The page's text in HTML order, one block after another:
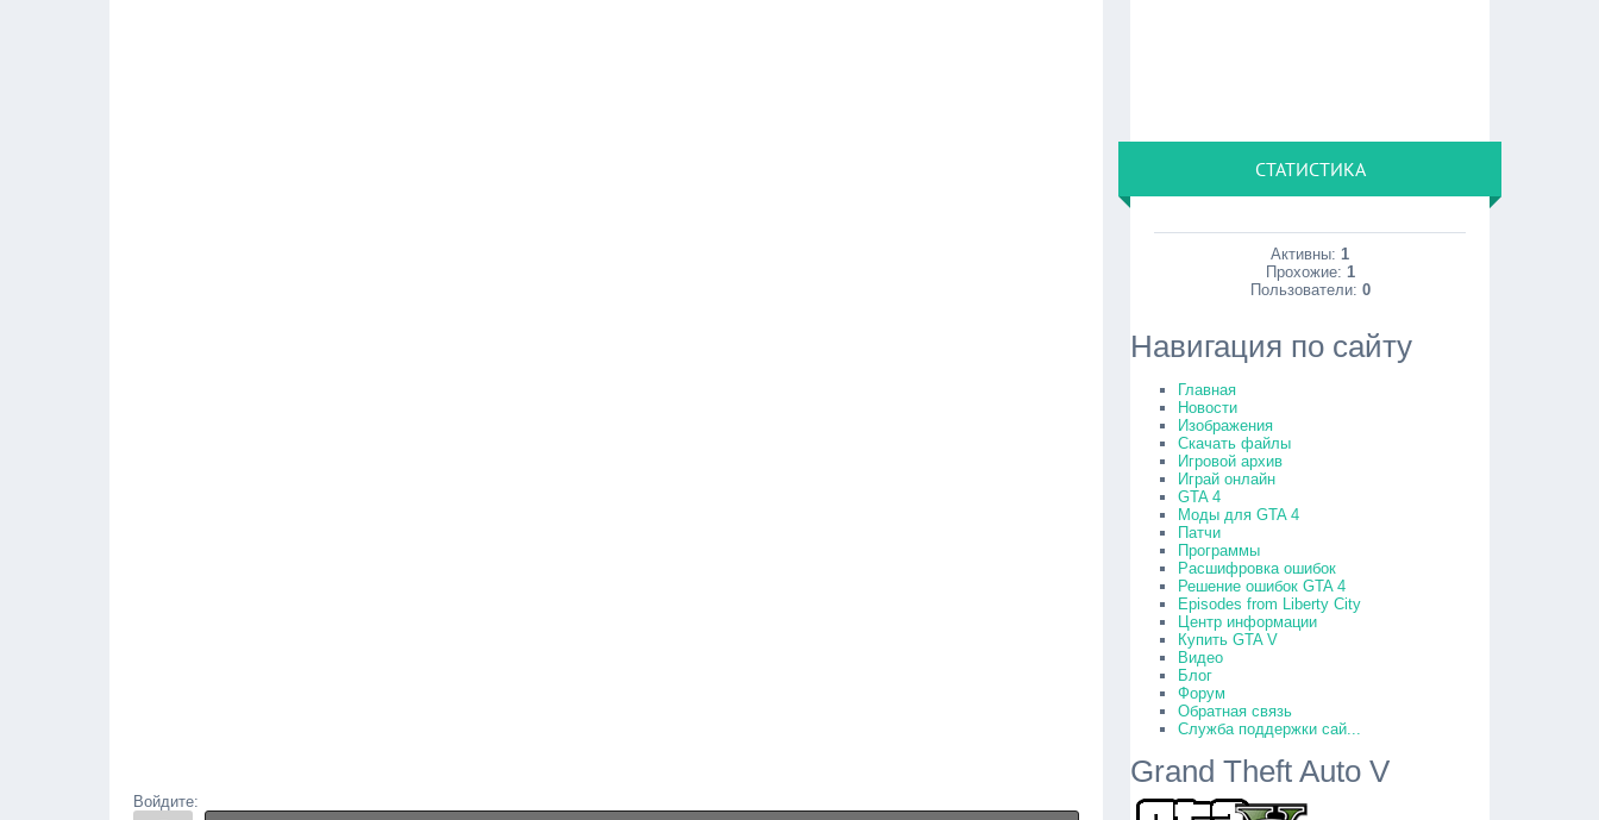
Войдите:
СТАТИСТИКА
Активны:1
Прохожие: 1
Пользователи: 0
Навигация по сайту
Главная
Новости
Изображения
Скачать файлы
Игровой архив
Играй онлайн
GTA 4
Моды для GTA 4
Патчи
Программы
Расшифровка ошибок
Решение ошибок GTA 4
Episodes from Liberty City
Центр информации
Купить GTA V
Видео
Блог
Форум
Обратная связь
Служба поддержки сай...
Grand Theft Auto V